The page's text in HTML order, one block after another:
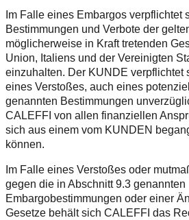
Im Falle eines Embargos verpflichtet
Bestimmungen und Verbote der
möglicherweise in Kraft tretenden
Union, Italiens und der Vereinigten
einzuhalten. Der KUNDE verpflichtet
eines Verstoßes, auch eines
genannten Bestimmungen
CALEFFI von allen finanziellen
sich aus einem vom KUNDEN
können.
Im Falle eines Verstoßes oder
gegen die in Abschnitt 9.3 genannten
Embargobestimmungen oder einer
Gesetze behält sich CALEFFI das